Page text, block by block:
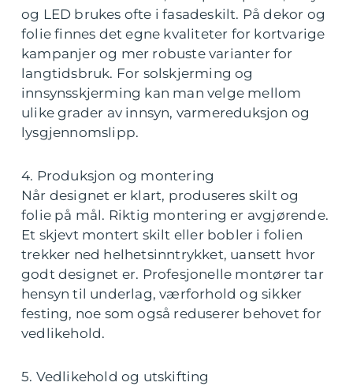
og LED brukes ofte i fasadeskilt. På dekor og
folie finnes det egne kvaliteter for kortvarige
kampanjer og mer robuste varianter for
langtidsbruk. For solskjerming og
innsynsskjerming kan man velge mellom
ulike grader av innsyn, varmereduksjon og
lysgjennomslipp.
4. Produksjon og montering
Når designet er klart, produseres skilt og
folie på mål. Riktig montering er avgjørende.
Et skjevt montert skilt eller bobler i folien
trekker ned helhetsinntrykket, uansett hvor
godt designet er. Profesjonelle montører tar
hensyn til underlag, værforhold og sikker
festing, noe som også reduserer behovet for
vedlikehold.
5. Vedlikehold og utskifting